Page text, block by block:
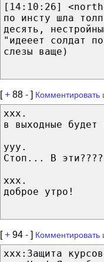
[14:10:26]
по инсту шла
десять,
"идееет солдат
слезы ваще)
[+ 88 - ] Комментировать
xxx.
в выходные будет
yyy.
Стоп... В
xxx.
доброе утро!
[+ 94 - ] Комментировать
xxx:Защита